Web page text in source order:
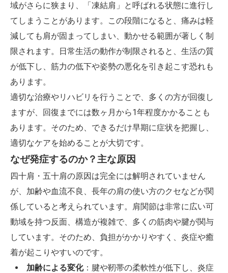
域がさらに狭まり、「凍結肩」と呼ばれる状態に進行し
てしまうことがあります。この段階になると、痛みは軽
減しても肩が固まってしまい、動かせる範囲が著しく制
限されます。日常生活の動作が制限されると、生活の質
が低下し、筋力の低下や姿勢の悪化を引き起こす恐れも
あります。
適切な治療やリハビリを行うことで、多くの方が回復し
ますが、回復までには数ヶ月から1年程度かかることも
あります。そのため、できるだけ早期に症状を把握し、
適切なケアを始めることが大切です。
なぜ発症するのか？主な原因
四十肩・五十肩の原因は完全には解明されていません
が、加齢や血流不良、長年の肩の使い方のクセなどが関
係していると考えられています。肩関節は非常に広い可
動域を持つ反面、構造が複雑で、多くの筋肉や腱が関与
しています。そのため、負担がかかりやすく、炎症や癒
着が起こりやすいのです。
加齢による変化：腱や靭帯の柔軟性が低下し、炎症